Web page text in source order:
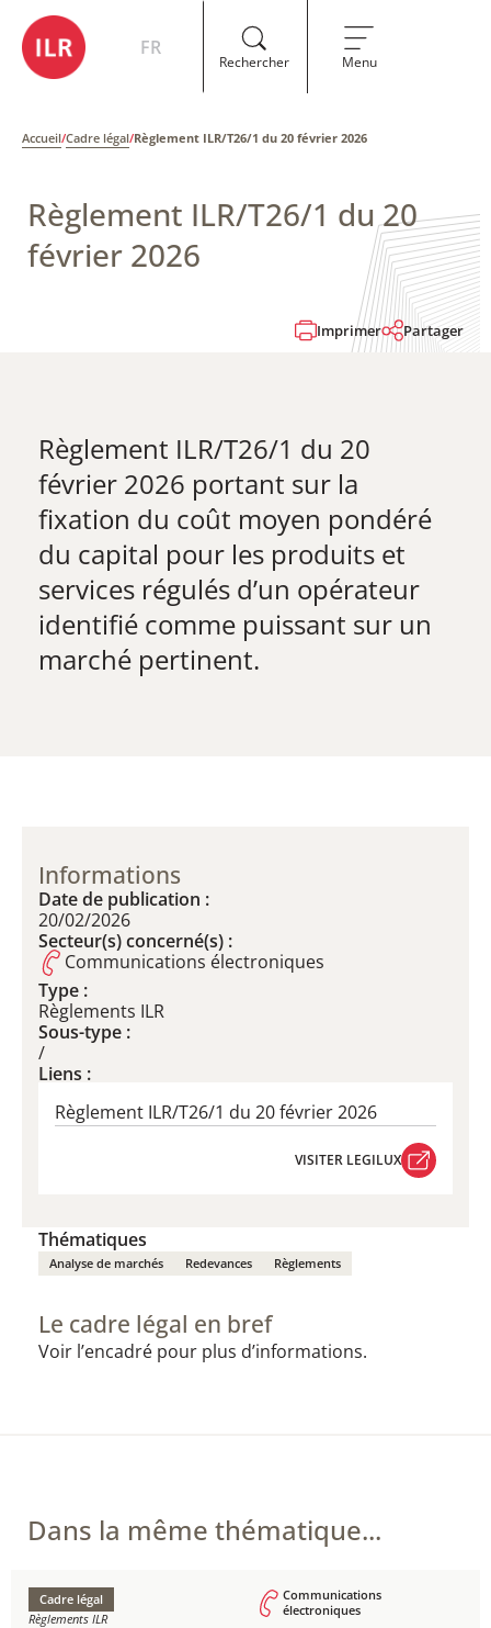
FR
Rechercher Menu
Accueil/Cadre légal/Règlement ILR/T26/1 du 20 février 2026
Règlement ILR/T26/1 du 20
février 2026
Imprimer Partager
Règlement ILR/T26/1 du 20
février 2026 portant sur la
fixation du coût moyen pondéré
du capital pour les produits et
services régulés d’un opérateur
identifié comme puissant sur un
marché pertinent.
Informations
Date de publication :
20/02/2026
Secteur(s) concerné(s) :
Communications électroniques
Type :
Règlements ILR
Sous-type :
/
Liens :
Règlement ILR/T26/1 du 20 février 2026
VISITER LEGILUX
Thématiques
Analyse de marchés Redevances Règlements
Le cadre légal en bref
Voir l’encadré pour plus d’informations.
Dans la même thématique...
Cadre légal
Règlements ILR
Communications
électroniques